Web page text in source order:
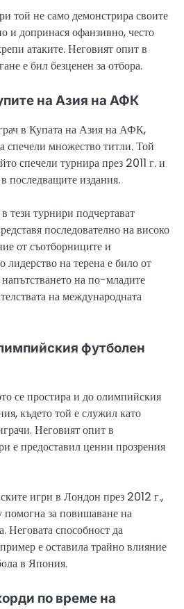
той не само демонстрира своите
и допринася офанзивно, често
атаките. Неговият опит в
е бил безценен за отбора.
на Азия на АФК
в Купата на Азия на АФК,
спечели множество титли. Той
спечели турнира през 2011 г. и
последващите издания.
тези турнири подчертават
последователно на високо
от съотборниците и
на терена е било от
на по-младите
на международната
футболен
се простира и до олимпийския
където той е служил като
Неговият опит в
е предоставил ценни прозрения
игри в Лондон през 2012 г.,
помогна за повишаване на
Неговата способност да
е оставила трайно влияние
в Япония.
по време на